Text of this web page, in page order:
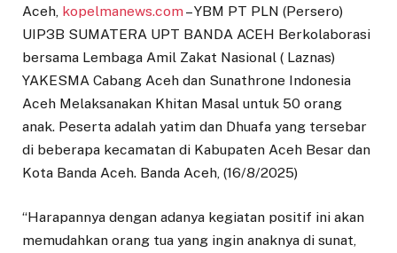
Aceh, kopelmanews.com– YBM PT PLN (Persero)
UIP3B SUMATERA UPT BANDA ACEH Berkolaborasi
bersama Lembaga Amil Zakat Nasional ( Laznas)
YAKESMA Cabang Aceh dan Sunathrone Indonesia
Aceh Melaksanakan Khitan Masal untuk 50 orang
anak. Peserta adalah yatim dan Dhuafa yang tersebar
di beberapa kecamatan di Kabupaten Aceh Besar dan
Kota Banda Aceh. Banda Aceh, (16/8/2025)
“Harapannya dengan adanya kegiatan positif ini akan
memudahkan orang tua yang ingin anaknya di sunat,